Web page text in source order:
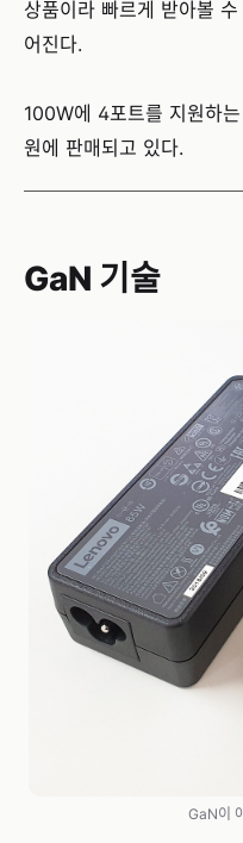
상품이라 빠르게 받아볼
어진다.
100W에 4포트를 지원하
원에 판매되고 있다.
GaN 기술
GaN이